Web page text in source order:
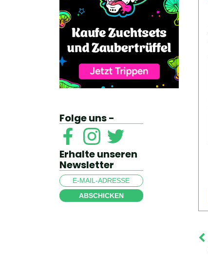
Folge uns -
Erhalte unseren
Newsletter
ABSCHICKEN